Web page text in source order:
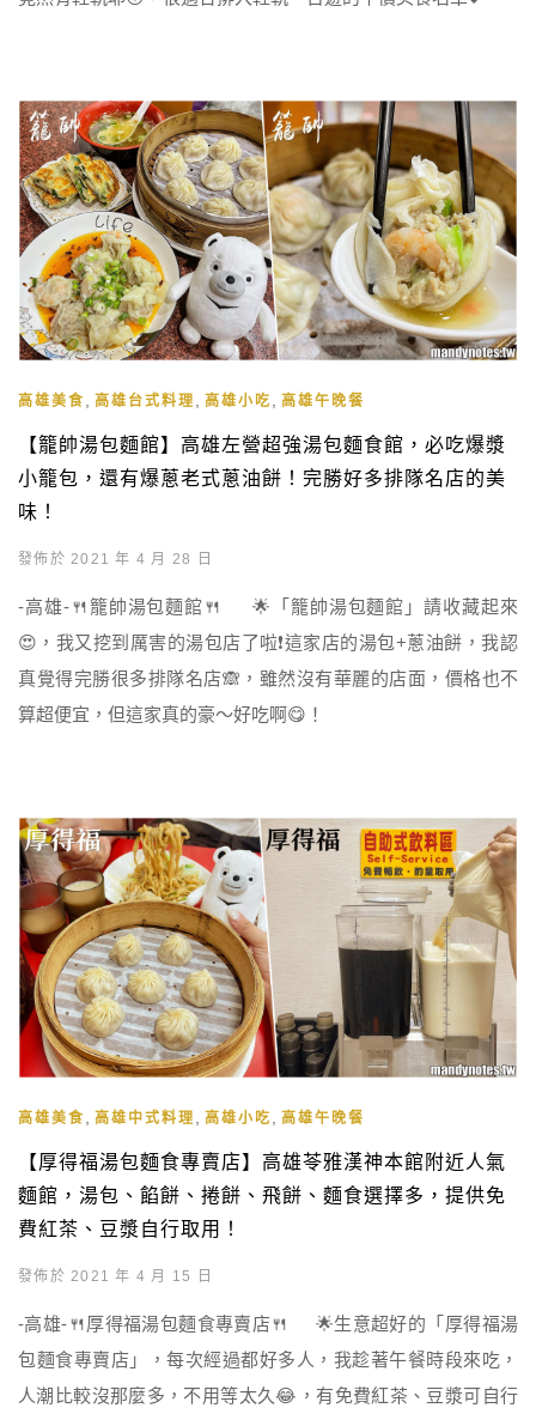
高雄美食 高雄台式料理 高雄小吃 高雄午晚餐
【籠帥湯包麵館】高雄左營超強湯包麵食館，必吃爆漿
小籠包，還有爆蔥老式蔥油餅！完勝好多排隊名店的美
味！
發佈於 2021 年 4 月 28 日
-高雄-🍴籠帥湯包麵館🍴 🌟「籠帥湯包麵館」請收藏起來
😍，我又挖到厲害的湯包店了啦❗️這家店的湯包+蔥油餅，我認
真覺得完勝很多排隊名店🙈，雖然沒有華麗的店面，價格也不
算超便宜，但這家真的豪～好吃啊😋！
高雄美食 , 高雄中式料理 , 高雄小吃 , 高雄午晚餐
【厚得福湯包麵食專賣店】高雄苓雅漢神本館附近人氣
麵館，湯包、餡餅、捲餅、飛餅、麵食選擇多，提供免
費紅茶、豆漿自行取用！
發佈於 2021 年 4 月 15 日
-高雄-🍴厚得福湯包麵食專賣店🍴 🌟生意超好的「厚得福湯
包麵食專賣店」，每次經過都好多人，我趁著午餐時段來吃，
人潮比較沒那麼多，不用等太久😂，有免費紅茶、豆漿可自行